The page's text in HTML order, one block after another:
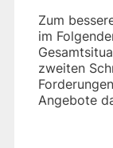
Zum
im
zweiten
Angebote